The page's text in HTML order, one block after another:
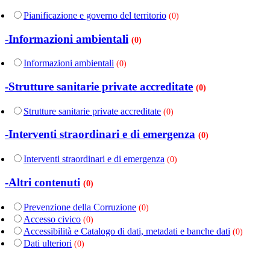
Pianificazione e governo del territorio (0)
-Informazioni ambientali (0)
Informazioni ambientali (0)
-Strutture sanitarie private accreditate (0)
Strutture sanitarie private accreditate (0)
-Interventi straordinari e di emergenza (0)
Interventi straordinari e di emergenza (0)
-Altri contenuti (0)
Prevenzione della Corruzione (0)
Accesso civico (0)
Accessibilità e Catalogo di dati, metadati e banche dati (0)
Dati ulteriori (0)